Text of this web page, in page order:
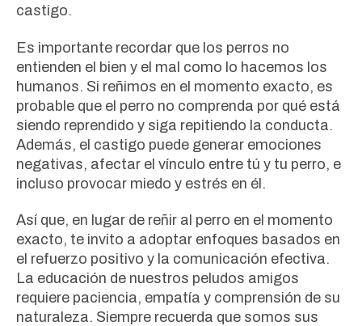
castigo.
Es importante recordar que los perros no
entienden el bien y el mal como lo hacemos los
humanos. Si reñimos en el momento exacto, es
probable que el perro no comprenda por qué está
siendo reprendido y siga repitiendo la conducta.
Además, el castigo puede generar emociones
negativas, afectar el vínculo entre tú y tu perro, e
incluso provocar miedo y estrés en él.
Así que, en lugar de reñir al perro en el momento
exacto, te invito a adoptar enfoques basados en
el refuerzo positivo y la comunicación efectiva.
La educación de nuestros peludos amigos
requiere paciencia, empatía y comprensión de su
naturaleza. Siempre recuerda que somos sus